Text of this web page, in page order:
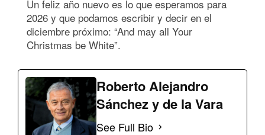
Un feliz año nuevo es lo que esperamos para
2026 y que podamos escribir y decir en el
diciembre próximo: “And may all Your
Christmas be White”.
Roberto Alejandro
Sánchez y de la Vara
See Full Bio